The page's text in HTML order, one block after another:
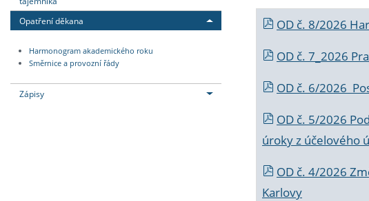
Opatření děkana
Harmonogram akademického roku
Směrnice a provozní řády
Zápisy
OD č. 8/2026
OD č. 7_2026
OD č. 6/2026
OD č. 5/2026
úroky z účelového
OD č. 4/2026
Karlovy